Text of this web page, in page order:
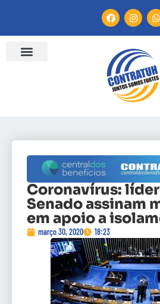
Coronavírus:
Senado assinam
em apoio a
março 30, 2020 18:23